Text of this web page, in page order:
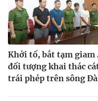
Khởi tố, bắt tạm giam
đối tượng khai thác
trái phép trên sông Đà